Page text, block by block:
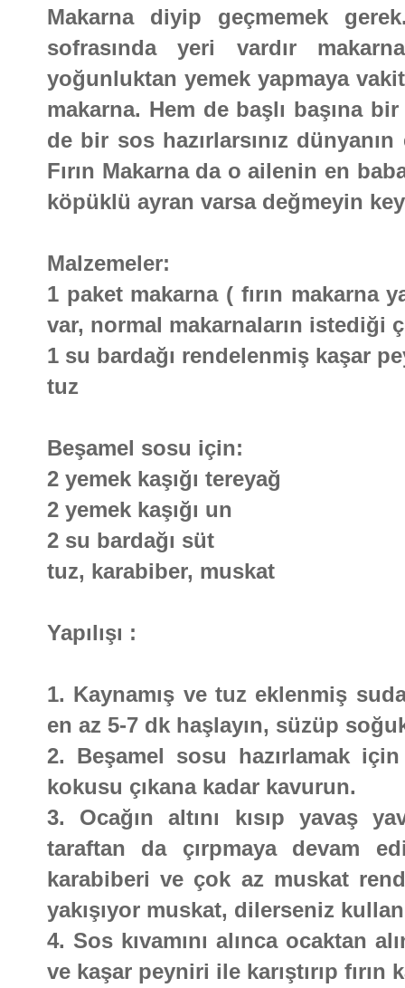
Makarna diyip geçmemek
sofrasında yeri vardır
yoğunluktan yemek yapmaya
makarna. Hem de başlı başına
de bir sos hazırlarsınız
Fırın Makarna da o ailenin en
köpüklü ayran varsa değmeyin
Malzemeler:
1 paket makarna ( fırın makarna
var, normal makarnaların
1 su bardağı rendelenmiş kaşar
tuz
Beşamel sosu için:
2 yemek kaşığı tereyağ
2 yemek kaşığı un
2 su bardağı süt
tuz, karabiber, muskat
Yapılışı :
1. Kaynamış ve tuz eklenmiş
en az 5-7 dk haşlayın, süzüp
2. Beşamel sosu hazırlamak
kokusu çıkana kadar kavurun.
3. Ocağın altını kısıp yavaş
taraftan da çırpmaya devam
karabiberi ve çok az muskat
yakışıyor muskat, dilerseniz
4. Sos kıvamını alınca ocaktan
ve kaşar peyniri ile karıştırıp fırın